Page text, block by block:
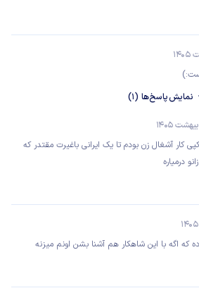
نمایشپاسخ‌ها (1)
کار آشغال زن بودم تا یک ایرانی باغیرت مقتدر که
درمیاره
که اگه با این شاهکار هم آشنا بشن اونم میزنه